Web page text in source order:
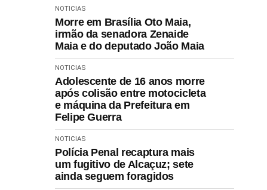
NOTICIAS
Morre em Brasília Oto Maia,
irmão da senadora Zenaide
Maia e do deputado João Maia
NOTICIAS
Adolescente de 16 anos morre
após colisão entre motocicleta
e máquina da Prefeitura em
Felipe Guerra
NOTICIAS
Polícia Penal recaptura mais
um fugitivo de Alcaçuz; sete
ainda seguem foragidos